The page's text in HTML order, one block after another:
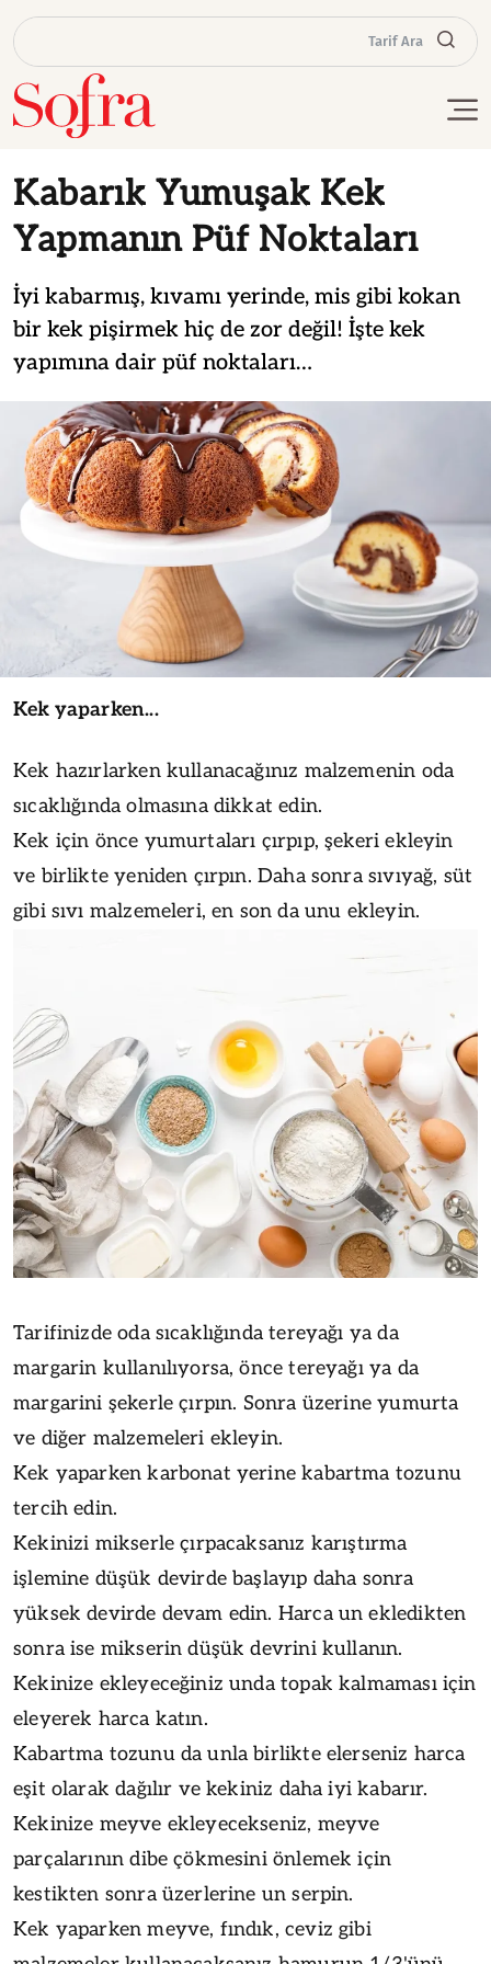
Tarif Ara
Kabarık Yumuşak Kek
Yapmanın Püf Noktaları
İyi kabarmış, kıvamı yerinde, mis gibi kokan
bir kek pişirmek hiç de zor değil! İşte kek
yapımına dair püf noktaları…
Kek yaparken...
Kek hazırlarken kullanacağınız malzemenin oda
sıcaklığında olmasına dikkat edin.
Kek için önce yumurtaları çırpıp, şekeri ekleyin
ve birlikte yeniden çırpın. Daha sonra sıvıyağ, süt
gibi sıvı malzemeleri, en son da unu ekleyin.
Tarifinizde oda sıcaklığında tereyağı ya da
margarin kullanılıyorsa, önce tereyağı ya da
margarini şekerle çırpın. Sonra üzerine yumurta
ve diğer malzemeleri ekleyin.
Kek yaparken karbonat yerine kabartma tozunu
tercih edin.
Kekinizi mikserle çırpacaksanız karıştırma
işlemine düşük devirde başlayıp daha sonra
yüksek devirde devam edin. Harca un ekledikten
sonra ise mikserin düşük devrini kullanın.
Kekinize ekleyeceğiniz unda topak kalmaması için
eleyerek harca katın.
Kabartma tozunu da unla birlikte elerseniz harca
eşit olarak dağılır ve kekiniz daha iyi kabarır.
Kekinize meyve ekleyecekseniz, meyve
parçalarının dibe çökmesini önlemek için
kestikten sonra üzerlerine un serpin.
Kek yaparken meyve, fındık, ceviz gibi